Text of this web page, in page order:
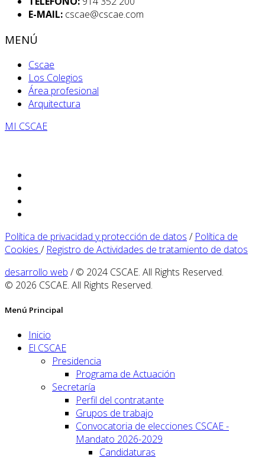
E-MAIL: cscae@cscae.com
MENÚ
Cscae
Los Colegios
Área profesional
Arquitectura
MI CSCAE
Política de privacidad y protección de datos / Política de
Cookies / Registro de Actividades de tratamiento de datos
desarrollo web / © 2024 CSCAE. All Rights Reserved.
© 2026 CSCAE. All Rights Reserved.
Menú Principal
Inicio
El CSCAE
Presidencia
Programa de Actuación
Secretaría
Perfil del contratante
Grupos de trabajo
Convocatoria de elecciones CSCAE -
Mandato 2026-2029
Candidaturas